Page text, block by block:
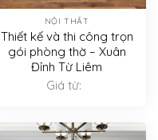
NỘI THẤT
Thiết kế và thi công trọn
gói phòng thờ – Xuân
Đỉnh Từ Liêm
Giá từ: